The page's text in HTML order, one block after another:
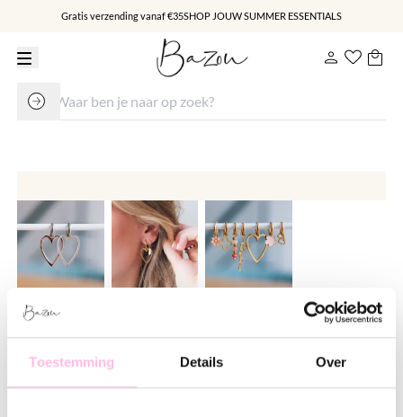
Toestemming Details Over
Gratis verzending vanaf €35SHOP JOUW SUMMER ESSENTIALS
RVS creolen lang hart - zilver
€ 16.95